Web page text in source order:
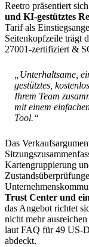
Reetro präsentiert
und KI-gestütztes
Tarif als
Seitenkopfzeile trägt
27001-zertifiziert &
„Unterhaltsame,
gestütztes,
Ihrem Team
mit einem
Tool.“
Das
Kartengruppierung
Trust Center und
das Angebot richtet
nicht mehr
laut FAQ für 49 US-
abdeckt.